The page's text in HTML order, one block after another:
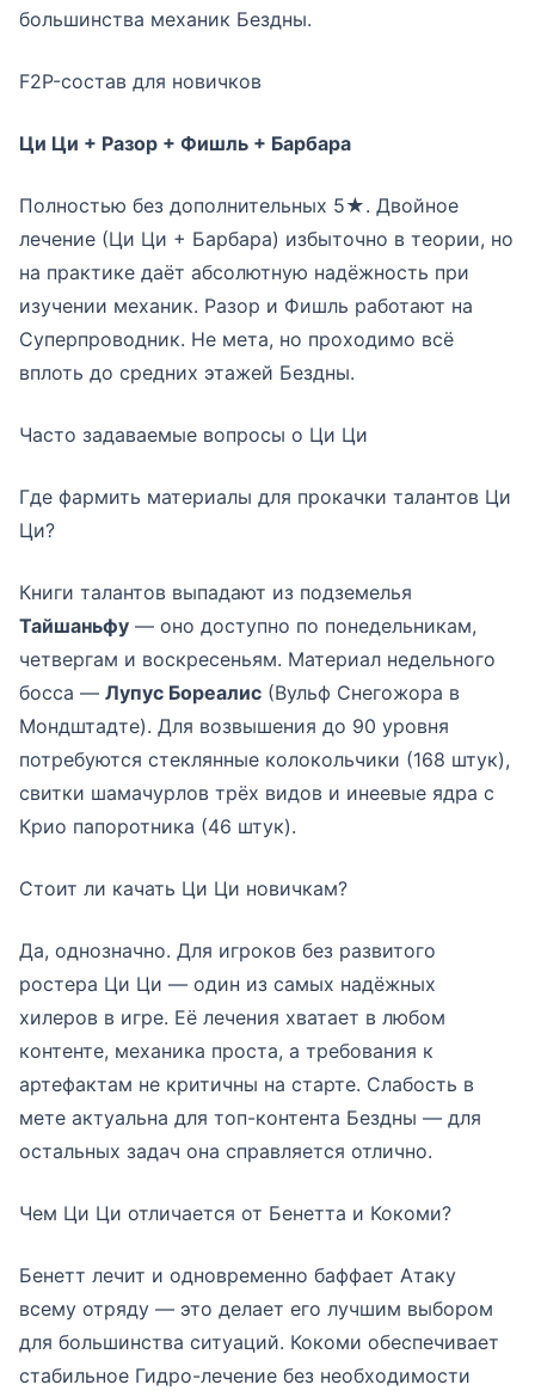
большинства механик Бездны.
F2P-состав для новичков
Ци Ци + Разор + Фишль + Барбара
Полностью без дополнительных 5★. Двойное
лечение (Ци Ци + Барбара) избыточно в теории, но
на практике даёт абсолютную надёжность при
изучении механик. Разор и Фишль работают на
Суперпроводник. Не мета, но проходимо всё
вплоть до средних этажей Бездны.
Часто задаваемые вопросы о Ци Ци
Где фармить материалы для прокачки талантов Ци
Ци?
Книги талантов выпадают из подземелья
Тайшаньфу — оно доступно по понедельникам,
четвергам и воскресеньям. Материал недельного
босса — Лупус Бореалис (Вульф Снегожора в
Мондштадте). Для возвышения до 90 уровня
потребуются стеклянные колокольчики (168 штук),
свитки шамачурлов трёх видов и инеевые ядра с
Крио папоротника (46 штук).
Стоит ли качать Ци Ци новичкам?
Да, однозначно. Для игроков без развитого
ростера Ци Ци — один из самых надёжных
хилеров в игре. Её лечения хватает в любом
контенте, механика проста, а требования к
артефактам не критичны на старте. Слабость в
мете актуальна для топ-контента Бездны — для
остальных задач она справляется отлично.
Чем Ци Ци отличается от Бенетта и Кокоми?
Бенетт лечит и одновременно баффает Атаку
всему отряду — это делает его лучшим выбором
для большинства ситуаций. Кокоми обеспечивает
стабильное Гидро-лечение без необходимости